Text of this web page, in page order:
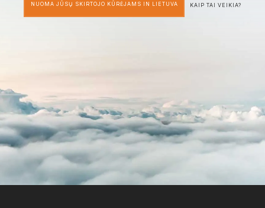
NUOMA JŪSŲ SKIRTOJO KŪRĖJAMS IN LIETUVA KAIP TAI VEIKIA?